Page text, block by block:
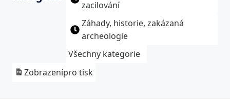
zacilování
Záhady, historie, zakázaná
archeologie
Všechny kategorie
Zobrazenípro tisk